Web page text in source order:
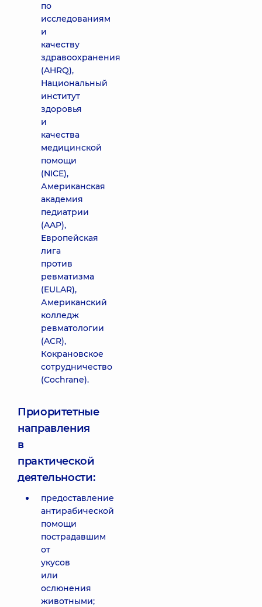
по
исследованиям
и
качеству
здравоохранения
(AHRQ),
Национальный
институт
здоровья
и
качества
медицинской
помощи
(NICE),
Американская
академия
педиатрии
(AAP),
Европейская
лига
против
ревматизма
(EULAR),
Американский
колледж
ревматологии
(ACR),
Кокрановское
сотрудничество
(Cochrane).
Приоритетные
направления
в
практической
деятельности:
предоставление
антирабической
помощи
пострадавшим
от
укусов
или
ослюнения
животными;